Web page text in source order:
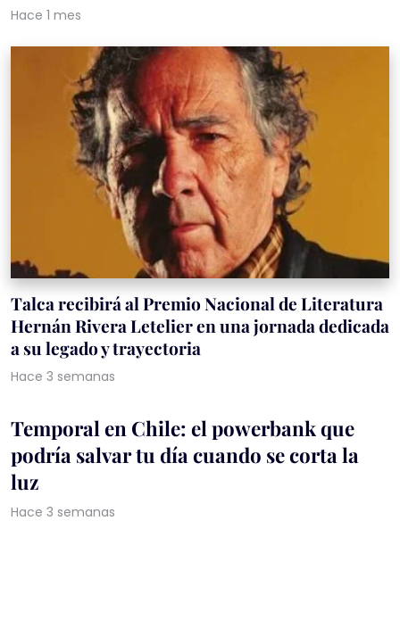
Hace 1 mes
Talca recibirá al Premio Nacional de Literatura
Hernán Rivera Letelier en una jornada dedicada
a su legado y trayectoria
Hace 3 semanas
Temporal en Chile: el powerbank que
podría salvar tu día cuando se corta la
luz
Hace 3 semanas